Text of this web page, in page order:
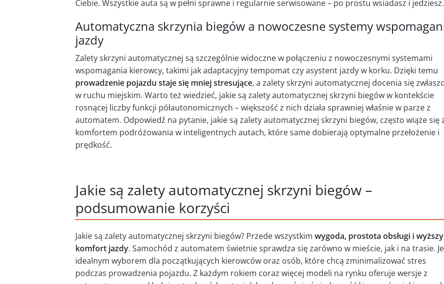
Ciebie. Wszystkie auta są w pełni sprawne i regularnie serwisowane – po prostu wsiadasz i jedziesz.
Automatyczna skrzynia biegów a nowoczesne systemy
jazdy
Zalety skrzyni automatycznej są szczególnie widoczne w połączeniu z nowoczesnymi systemami
wspomagania kierowcy, takimi jak adaptacyjny tempomat czy asystent jazdy w korku. Dzięki temu
prowadzenie pojazdu staje się mniej stresujące, a zalety skrzyni automatycznej docenia się
w ruchu miejskim. Warto też wiedzieć, jakie są zalety automatycznej skrzyni biegów w kontekście
rosnącej liczby funkcji półautonomicznych – większość z nich działa sprawniej właśnie w parze z
automatem. Odpowiedź na pytanie, jakie są zalety automatycznej skrzyni biegów, często wiąże się
komfortem podróżowania w inteligentnych autach, które same dobierają optymalne przełożenie i
prędkość.
Jakie są zalety automatycznej skrzyni biegów –
podsumowanie korzyści
Jakie są zalety automatycznej skrzyni biegów? Przede wszystkim wygoda, prostota obsługi i wyższy
komfort jazdy. Samochód z automatem świetnie sprawdza się zarówno w mieście, jak i na trasie.
idealnym wyborem dla początkujących kierowców oraz osób, które chcą zminimalizować stres
podczas prowadzenia pojazdu. Z każdym rokiem coraz więcej modeli na rynku oferuje wersje z